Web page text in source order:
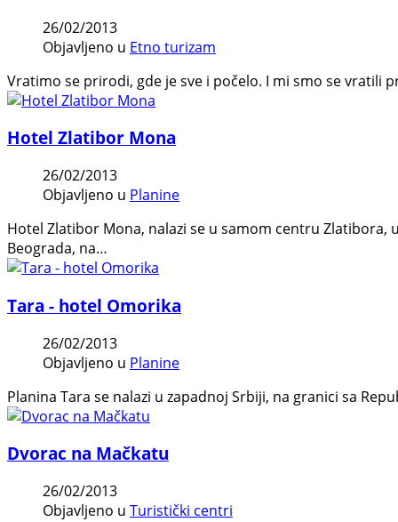
26/02/2013
Objavljeno u Etno turizam
Vratimo se prirodi, gde je sve i počelo. I mi smo se vratili
Hotel Zlatibor Mona
26/02/2013
Objavljeno u Planine
Hotel Zlatibor Mona, nalazi se u samom centru
Beograda, na…
Tara - hotel Omorika
26/02/2013
Objavljeno u Planine
Planina Tara se nalazi u zapadnoj Srbiji, na granici sa
Dvorac na Mačkatu
26/02/2013
Objavljeno u Turistički centri